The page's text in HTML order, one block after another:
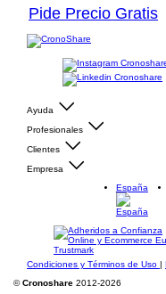
Pide Precio Gratis
Ayuda
Profesionales
Clientes
Empresa
España
Condiciones y Términos de Uso |
©Cronoshare 2012-2026